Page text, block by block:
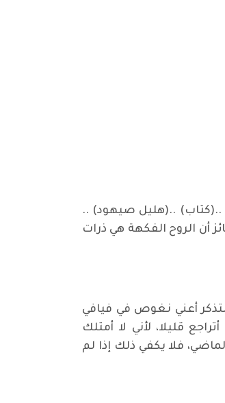
..(هليل صيهود) ..
أن الروح الفكهة هي ذرات
نتذكر أعني نغوص في فيافي
قليلا، لأني لا أمتلك
الطفولة التي تعتقت ما ينيف على نصف قرن./ 7) نفترضُ تجلى الماضي، فلا يكفي ذلك إذا لم